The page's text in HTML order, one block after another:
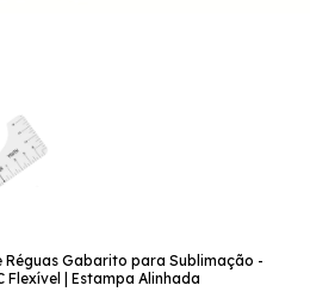
Réguas Gabarito para Sublimação -
Flexível | Estampa Alinhada